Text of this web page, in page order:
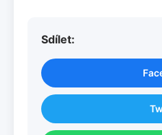
Sdílet: